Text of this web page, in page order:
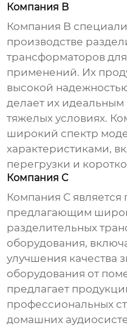
Компания B
Компания B
производстве
трансформаторов
применений. Их
высокой
делает их
тяжелых условиях.
широкий спектр
характеристиками,
перегрузки и
Компания C
Компания C
предлагающим
разделительных
оборудования,
улучшения качества
оборудования от
предлагает
профессиональных
домашних